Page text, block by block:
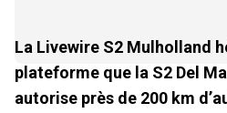
La Livewire S2 Mulholland
plateforme que la S2 Del
autorise près de 200 km